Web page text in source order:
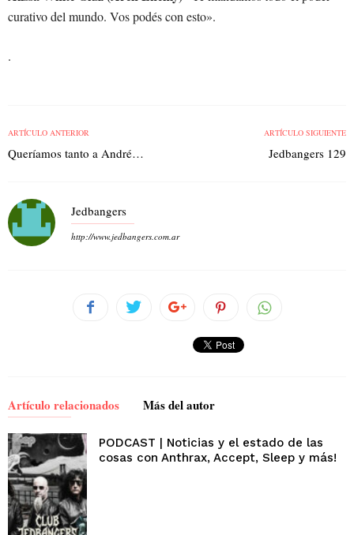
curativo del mundo. Vos podés con esto».
.
ARTÍCULO ANTERIOR
Queríamos tanto a André…
ARTÍCULO SIGUIENTE
Jedbangers 129
Jedbangers
http://www.jedbangers.com.ar
Artículo relacionados Más del autor
PODCAST | Noticias y el estado de las
cosas con Anthrax, Accept, Sleep y más!